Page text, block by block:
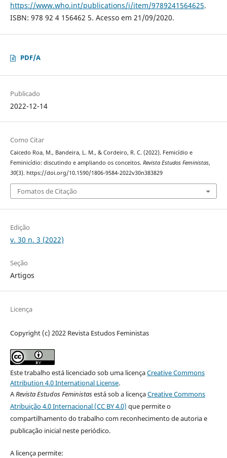
https://www.who.int/publications/i/item/9789241564625.
ISBN: 978 92 4 156462 5. Acesso em 21/09/2020.
PDF/A
Publicado
2022-12-14
Como Citar
Caicedo Roa, M., Bandeira, L. M., & Cordeiro, R. C. (2022). Femicídio e
Feminicídio: discutindo e ampliando os conceitos. Revista Estudos Feministas,
30(3). https://doi.org/10.1590/1806-9584-2022v30n383829
Fomatos de Citação
Edição
v. 30 n. 3 (2022)
Seção
Artigos
Licença
Copyright (c) 2022 Revista Estudos Feministas
Este trabalho está licenciado sob uma licençaCreative Commons
Attribution 4.0 International License.
ARevista Estudos Feministasestá sob a licençaCreative Commons
Atribuição 4.0 Internacional (CC BY 4.0) que permite o
compartilhamento do trabalho com reconhecimento de autoria e
publicação inicial neste periódico.
A licença permite: